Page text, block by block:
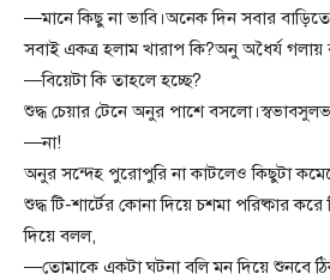
—মানে কিছু না ভাবি।অনেক দিন সবার
সবাই একত্র হলাম খারাপ কি?অনু অধৈর্য
—বিয়েটা কি তাহলে হচ্ছে?
শুদ্ধ চেয়ার টেনে অনুর পাশে
—না!
অনুর সন্দেহ পুরোপুরি না কাটলেও কিছুটা
শুদ্ধ টি-শার্টের কোনা দিয়ে চশমা পরিষ্কার করে
দিয়ে বলল,
—তোমাকে একটা ঘটনা বলি মন দিয়ে শুনবে